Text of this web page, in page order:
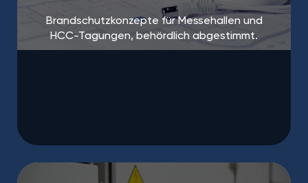
Brandschutzkonzepte für Messehallen und
HCC-Tagungen, behördlich abgestimmt.